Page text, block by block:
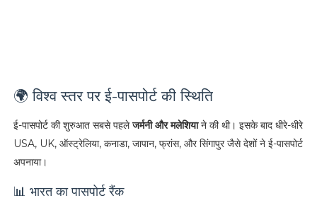
🌍 विश्व स्तर पर ई-पासपोर्ट की स्थिति
ई-पासपोर्ट की शुरुआत सबसे पहलेजर्मनी और मलेशियाने की थी। इसके बाद धीरे-धीरे
USA, UK, ऑस्ट्रेलिया, कनाडा, जापान, फ्रांस, और सिंगापुर जैसे देशों ने ई-पासपोर्ट
अपनाया।
📊 भारत का पासपोर्ट रैंक